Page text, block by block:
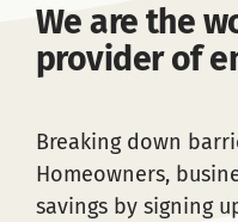
We are the
provider of
Breaking down
Homeowners,
savings by signing